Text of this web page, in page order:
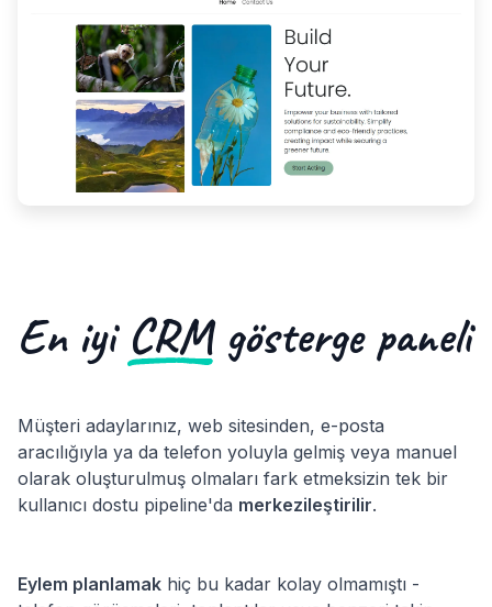
En iyi CRMgösterge paneli
Müşteri adaylarınız, web sitesinden, e-posta
aracılığıyla ya da telefon yoluyla gelmiş veya manuel
olarak oluşturulmuş olmaları fark etmeksizin tek bir
kullanıcı dostu pipeline'da merkezileştirilir.
Eylem planlamak hiç bu kadar kolay olmamıştı -